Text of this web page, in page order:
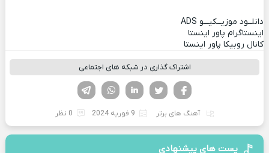
دانلــود موزیــکیـــو ADS
اینستاگرام پاور اینستا
کانال روبیکا پاور اینستا
اشتراک گذاری در شبکه های اجتماعی
لینکدین تویتر
فیسوک
آهنگ های برتر 9 فوریه 2024 0 نظر
پست های پیشنهادی